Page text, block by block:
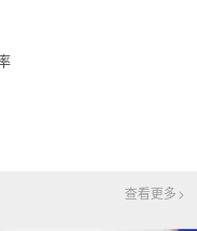
查看更多